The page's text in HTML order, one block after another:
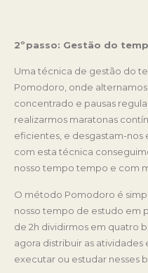
2ºpasso: Gestão do
Uma técnica de gestão do
Pomodoro, onde
concentrado e pausas
realizarmos maratonas
eficientes, e desgastam-
com esta técnica
nosso tempo tempo e com
O método Pomodoro é
nosso tempo de estudo em
de 2h dividirmos em quatro
agora distribuir as
executar ou estudar nesses